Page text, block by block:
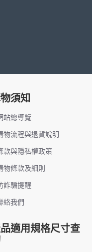
須知
站總導覽
物流程與退貨說明
款與隱私權政策
物條款及細則
詐騙提醒
絡我們
適用規格尺寸查